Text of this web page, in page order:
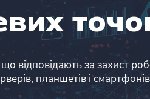
відповідають за захист
планшетів і